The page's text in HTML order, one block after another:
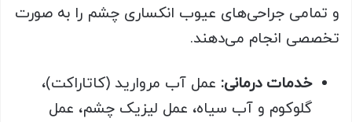
و تمامی جراحی‌های عیوب انکساری چشم را به صورت
تخصصی انجام می‌دهند.
خدمات درمانی: عمل آب مروارید (کاتاراکت)،
گلوکوم و آب سیاه، عمل لیزیک چشم، عمل